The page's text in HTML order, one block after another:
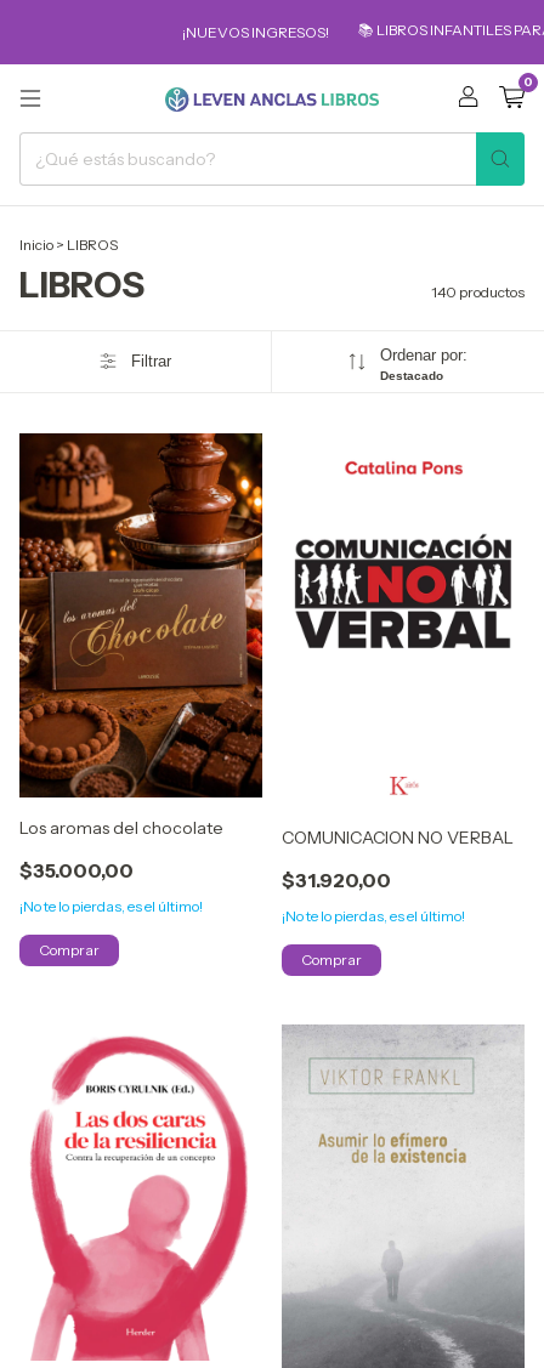
¡NUEVOS INGRESOS! 📚 LIBROS INFANTILES PARA LOS MÁS
0
Inicio > LIBROS
LIBROS 140 productos
Filtrar Ordenar por:
Destacado
Los aromas del chocolate
$35.000,00
¡No te lo pierdas, es el último!
COMUNICACION NO VERBAL
$31.920,00
¡No te lo pierdas, es el último!